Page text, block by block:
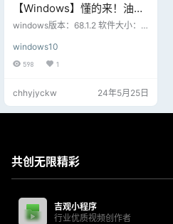
【Windows】懂的来！油猴
浏览器68.1.2版本，油猴
能用途，片尾附软件下载！
windows版本：68.1.2 软件大小：8
歌chromium源码开发而成。 做了一
下几点优化： 1.更加便捷的打开（无
迹模式的人来说，简直太方便了。
2.内置了一款精美的新标签页。 3.
内置的书签扩展，是找了很久才找
windows10
598 1
chhyjyckw 24年5月25日
共创无限精彩
吉观小程序
行业优质视频创作者